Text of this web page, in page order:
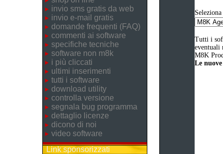
invio sms gratis da web
invio e-mail gratis
domande frequenti (FAQ)
commenti ai software
specifiche tecniche
software non m8k
i più cliccati
ultimi inserimenti
tutti i software
download utility
controlla versione
segnala bug programma
dettaglio licenze
dicono di noi
video software
Link sponsorizzati
Tutti i
eventuali
M8K
Le